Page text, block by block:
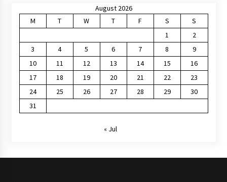
August 2026
M
T W T F S
S
1
2
3
4 5 6 7 8
9
10
11 12 13 14 15
16
17
18 19 20 21 22
23
24
25 26 27 28 29
30
31
« Jul